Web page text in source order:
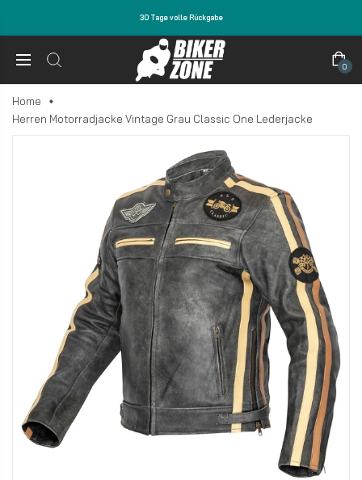
30 Tage volle Rückgabe
0
Home
Herren Motorradjacke Vintage Grau Classic One Lederjacke